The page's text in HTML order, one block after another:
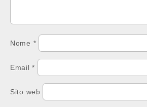
Nome *
Email*
Sito web